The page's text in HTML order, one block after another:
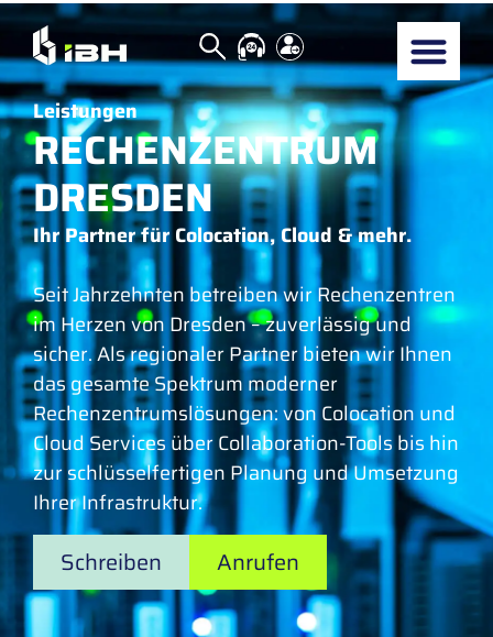
Leistungen
RECHENZENTRUM
DRESDEN
Ihr Partner für Colocation, Cloud & mehr.
Seit Jahrzehnten betreiben wir Rechenzentren
im Herzen von Dresden – zuverlässig und
sicher. Als regionaler Partner bieten wir Ihnen
das gesamte Spektrum moderner
Rechenzentrumslösungen: von Colocation und
Cloud Services über Collaboration-Tools bis hin
zur schlüsselfertigen Planung und Umsetzung
Ihrer Infrastruktur.
Schreiben Anrufen